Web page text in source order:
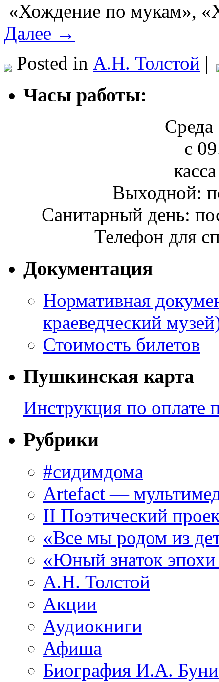
«Хождение по мукам»,
Далее →
Posted in А.Н. Толстой |
Часы работы:
Среда
с
Выходной:
Санитарный день:
Телефон для
Документация
Нормативная
краеведческий
Стоимость билетов
Пушкинская карта
Инструкция по оплате
Рубрики
#сидимдома
Artefact —
II Поэтический
«Все мы родом из
«Юный знаток
А.Н. Толстой
Акции
Аудиокниги
Афиша
Биография И.А.